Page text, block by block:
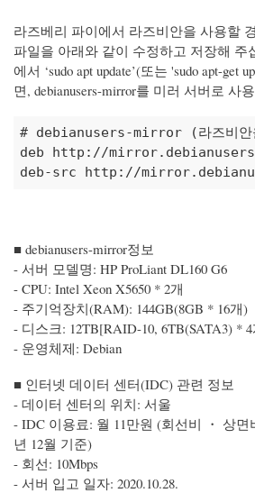
라즈베리 파이에서 라즈비안을 사용할
파일을 아래와 같이 수정하고 저장해 주
에서 ‘sudo apt update’(또는 'sudo apt-get
면, debianusers-mirror를 미러 서버로 사
# debianusers-mirror (라즈비안
deb http://
deb-src http://
■ debianusers-mirror정보
- 서버 모델명: HP ProLiant DL160 G6
- CPU: Intel Xeon X5650 * 2개
- 주기억장치(RAM): 144GB(8GB * 16개)
- 디스크: 12TB[RAID-10, 6TB(SATA3) *
- 운영체제: Debian
■ 인터넷 데이터 센터(IDC) 관련 정보
- 데이터 센터의 위치: 서울
- IDC 이용료: 월 11만원 (회선비 ・ 상면
년 12월 기준)
- 회선: 10Mbps
- 서버 입고 일자: 2020.10.28.